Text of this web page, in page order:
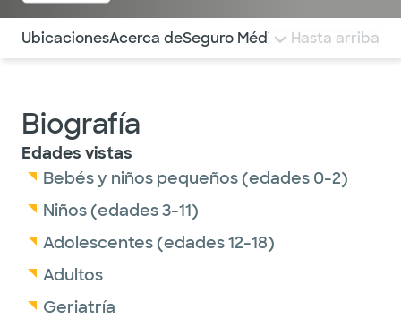
Utilice esta navegación para saltar rápidamente a
UbicacionesAcerca deSeguro Médico COMENTARIOS
Hasta arriba
Biografía
Edades vistas
Bebés y niños pequeños (edades 0-2)
Niños (edades 3-11)
Adolescentes (edades 12-18)
Adultos
Geriatría